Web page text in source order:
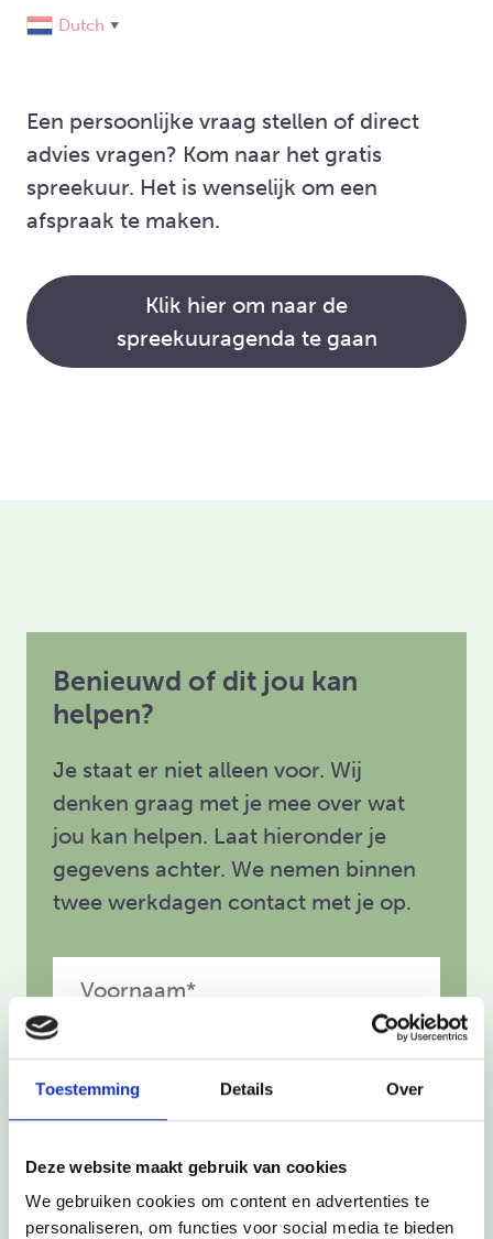
Toestemming Details Over
Deze website maakt gebruik van cookies
We gebruiken cookies om content en advertenties te
personaliseren, om functies voor social media te bieden
Dutch ▼
Een persoonlijke vraag stellen of direct
advies vragen? Kom naar het gratis
spreekuur. Het is wenselijk om een
afspraak te maken.
Klik hier om naar de
spreekuuragenda te gaan
Benieuwd of dit jou kan
helpen?
Je staat er niet alleen voor. Wij
denken graag met je mee over wat
jou kan helpen. Laat hieronder je
gegevens achter. We nemen binnen
twee werkdagen contact met je op.
Ouder
Professioneel